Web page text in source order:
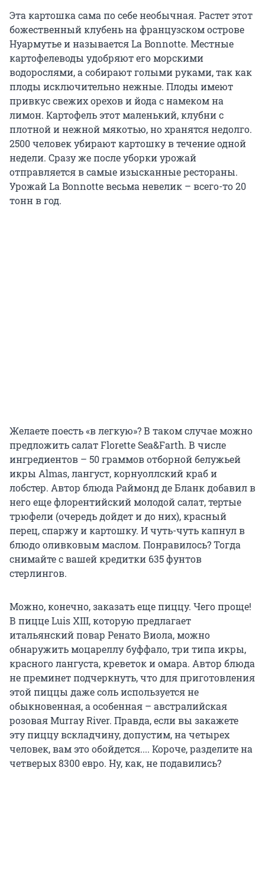
Эта картошка сама по себе необычная. Растет этот
божественный клубень на французском острове
Нуармутье и называется La Bonnotte. Местные
картофелеводы удобряют его морскими
водорослями, а собирают голыми руками, так как
плоды исключительно нежные. Плоды имеют
привкус свежих орехов и йода с намеком на
лимон. Картофель этот маленький, клубни с
плотной и нежной мякотью, но хранятся недолго.
2500 человек убирают картошку в течение одной
недели. Сразу же после уборки урожай
отправляется в самые изысканные рестораны.
Урожай La Bonnotte весьма невелик – всего-то 20
тонн в год.
Желаете поесть «в легкую»? В таком случае можно
предложить салат Florette Sea&Farth. В числе
ингредиентов – 50 граммов отборной белужьей
икры Almas, лангуст, корнуоллский краб и
лобстер. Автор блюда Раймонд де Бланк добавил в
него еще флорентийский молодой салат, тертые
трюфели (очередь дойдет и до них), красный
перец, спаржу и картошку. И чуть-чуть капнул в
блюдо оливковым маслом. Понравилось? Тогда
снимайте с вашей кредитки 635 фунтов
стерлингов.
Можно, конечно, заказать еще пиццу. Чего проще!
В пицце Luis XIII, которую предлагает
итальянский повар Ренато Виола, можно
обнаружить моцареллу буффало, три типа икры,
красного лангуста, креветок и омара. Автор блюда
не преминет подчеркнуть, что для приготовления
этой пиццы даже соль используется не
обыкновенная, а особенная – австралийская
розовая Murray River. Правда, если вы закажете
эту пиццу вскладчину, допустим, на четырех
человек, вам это обойдется.... Короче, разделите на
четверых 8300 евро. Ну, как, не подавились?